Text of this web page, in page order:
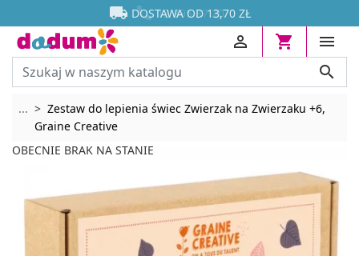

 DOSTAWA OD 13,70 ZŁ






... Rozwiń breadcrumbs
Zestaw do lepienia świec Zwierzak na Zwierzaku +6,
Graine Creative
OBECNIE BRAK NA STANIE